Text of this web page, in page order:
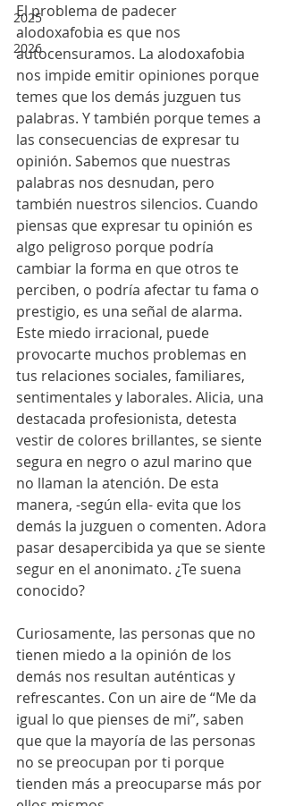
2025
2026
El problema de padecer
alodoxafobia es que nos
autocensuramos. La alodoxafobia
nos impide emitir opiniones porque
temes que los demás juzguen tus
palabras. Y también porque temes a
las consecuencias de expresar tu
opinión. Sabemos que nuestras
palabras nos desnudan, pero
también nuestros silencios. Cuando
piensas que expresar tu opinión es
algo peligroso porque podría
cambiar la forma en que otros te
perciben, o podría afectar tu fama o
prestigio, es una señal de alarma.
Este miedo irracional, puede
provocarte muchos problemas en
tus relaciones sociales, familiares,
sentimentales y laborales. Alicia, una
destacada profesionista, detesta
vestir de colores brillantes, se siente
segura en negro o azul marino que
no llaman la atención. De esta
manera, -según ella- evita que los
demás la juzguen o comenten. Adora
pasar desapercibida ya que se siente
segur en el anonimato. ¿Te suena
conocido?
Curiosamente, las personas que no
tienen miedo a la opinión de los
demás nos resultan auténticas y
refrescantes. Con un aire de “Me da
igual lo que pienses de mi”, saben
que que la mayoría de las personas
no se preocupan por ti porque
tienden más a preocuparse más por